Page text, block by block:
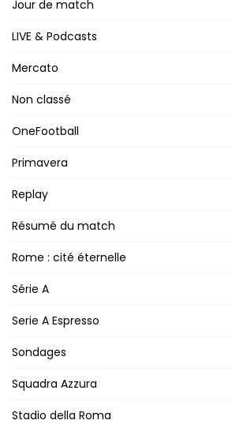
Jour de match
LIVE & Podcasts
Mercato
Non classé
OneFootball
Primavera
Replay
Résumé du match
Rome : cité éternelle
Série A
Serie A Espresso
Sondages
Squadra Azzura
Stadio della Roma